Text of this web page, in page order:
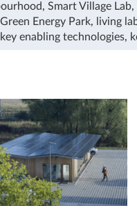
, Smart Village Lab,
Green Energy Park, living
key enabling technologies,